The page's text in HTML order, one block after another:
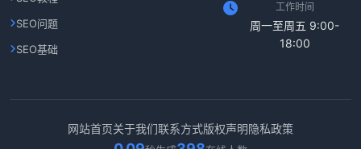
SEO问题
SEO基础
工作时间
周一至周五 9:00-
18:00
网站首页关于我们联系方式版权声明隐私政策